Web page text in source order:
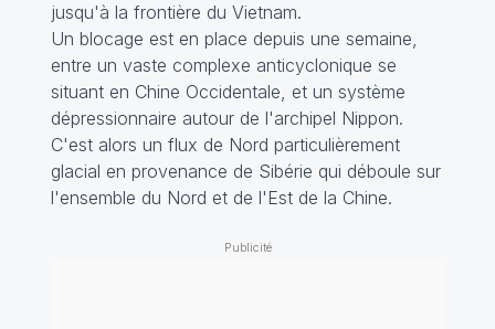
jusqu'à la frontière du Vietnam.
Un blocage est en place depuis une semaine,
entre un vaste complexe anticyclonique se
situant en Chine Occidentale, et un système
dépressionnaire autour de l'archipel Nippon.
C'est alors un flux de Nord particulièrement
glacial en provenance de Sibérie qui déboule sur
l'ensemble du Nord et de l'Est de la Chine.